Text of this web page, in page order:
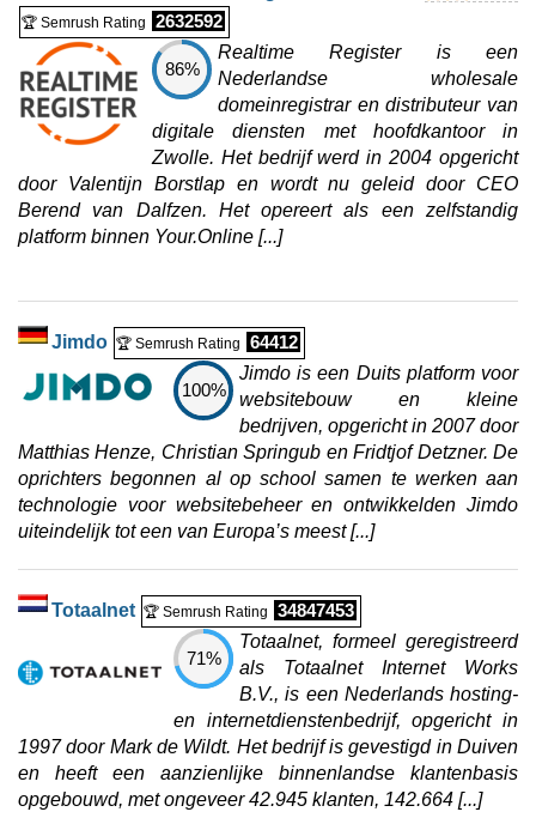
🏆 Semrush Rating 2632592
86%
Realtime Register is een
Nederlandse wholesale
domeinregistrar en distributeur van
digitale diensten met hoofdkantoor in
Zwolle. Het bedrijf werd in 2004 opgericht
door Valentijn Borstlap en wordt nu geleid door CEO
Berend van Dalfzen. Het opereert als een zelfstandig
platform binnen Your.Online [...]
Jimdo 🏆 Semrush Rating 64412
100%
Jimdo is een Duits platform voor
websitebouw en kleine
bedrijven, opgericht in 2007 door
Matthias Henze, Christian Springub en Fridtjof Detzner. De
oprichters begonnen al op school samen te werken aan
technologie voor websitebeheer en ontwikkelden Jimdo
uiteindelijk tot een van Europa’s meest [...]
Totaalnet 🏆 Semrush Rating 34847453
71%
Totaalnet, formeel geregistreerd
als Totaalnet Internet Works
B.V., is een Nederlands hosting-
en internetdienstenbedrijf, opgericht in
1997 door Mark de Wildt. Het bedrijf is gevestigd in Duiven
en heeft een aanzienlijke binnenlandse klantenbasis
opgebouwd, met ongeveer 42.945 klanten, 142.664 [...]